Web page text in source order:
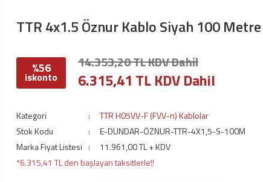
TTR 4x1.5 Öznur Kablo Siyah 100
%56
iskonto
14.353,20 TL KDV Dahil
6.315,41 TL KDV Dahil
Kategori
TTR H05VV-F (FVV-n) Kablolar
Stok Kodu
E-DUNDAR-ÖZNUR-TTR-4X1,5-S-100M
Marka Fiyat Listesi
11.961,00 TL + KDV
*6.315,41 TL den başlayan taksitlerle!!